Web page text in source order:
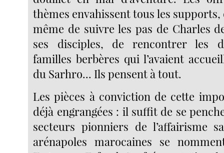
thèmes envahissent tous les
même de suivre les pas de Charles
ses disciples, de rencontrer les
familles berbères qui l’avaient
du Sarhro... Ils pensent à tout.
Les pièces à conviction de cette
déjà engrangées : il suffit de se
secteurs pionniers de l’affairisme
arénapoles marocaines se